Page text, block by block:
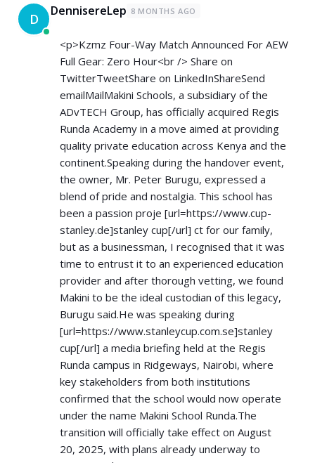
D DennisereLep 8 MONTHS AGO
<p>Kzmz Four-Way Match Announced For AEW
Full Gear: Zero Hour<br /> Share on
TwitterTweetShare on LinkedInShareSend
emailMailMakini Schools, a subsidiary of the
ADvTECH Group, has officially acquired Regis
Runda Academy in a move aimed at providing
quality private education across Kenya and the
continent.Speaking during the handover event,
the owner, Mr. Peter Burugu, expressed a
blend of pride and nostalgia. This school has
been a passion proje [url=https://www.cup-
stanley.de]stanley cup[/url] ct for our family,
but as a businessman, I recognised that it was
time to entrust it to an experienced education
provider and after thorough vetting, we found
Makini to be the ideal custodian of this legacy,
Burugu said.He was speaking during
[url=https://www.stanleycup.com.se]stanley
cup[/url] a media briefing held at the Regis
Runda campus in Ridgeways, Nairobi, where
key stakeholders from both institutions
confirmed that the school would now operate
under the name Makini School Runda.The
transition will officially take effect on August
20, 2025, with plans already underway to